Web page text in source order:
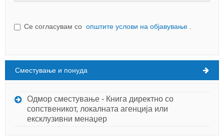
Се согласувам со општите услови на објавување
Сместување и понуда
Oдмор сместување - Книга директно со
сопственикот, локалната агенција или
ексклузивни менаџер